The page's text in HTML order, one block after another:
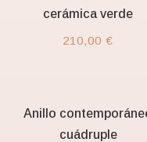
cerámica verde
210,00€
Anillo
cuádruple